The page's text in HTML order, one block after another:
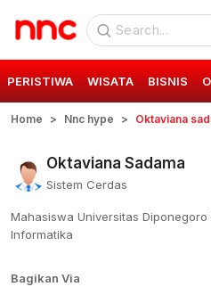
PERISTIWA WISATA BISNIS
Home Nnc hype Oktaviana
Oktaviana Sadama
Sistem Cerdas
Mahasiswa Universitas
Informatika
Bagikan Via